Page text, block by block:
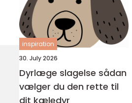
inspiration
30. July 2026
Dyrlæge slagelse sådan
vælger du den rette til
dit kæledyr